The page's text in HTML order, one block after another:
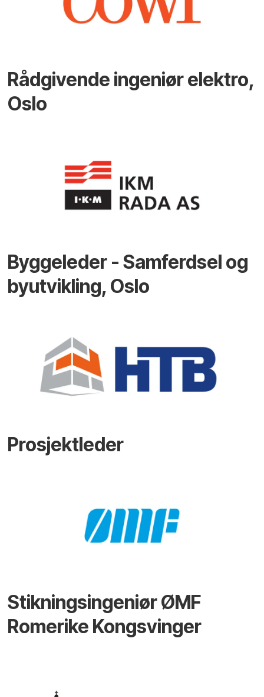
Rådgivende ingeniør elektro,
Oslo
Byggeleder - Samferdsel og
byutvikling, Oslo
Prosjektleder
Stikningsingeniør ØMF
Romerike Kongsvinger